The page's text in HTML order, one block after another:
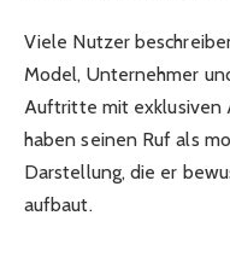
Viele Nutzer
Model, Unternehmer
Auftritte mit exklusiven
haben seinen Ruf als
Darstellung, die er
aufbaut.